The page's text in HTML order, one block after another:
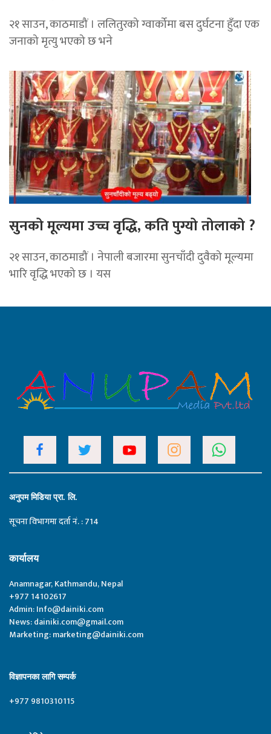
२१ साउन, काठमाडौं । ललितुरको ग्वार्कोमा बस दुर्घटना हुँदा एक
जनाको मृत्यु भएको छ भने
सुनको मूल्यमा उच्च वृद्धि, कति पुग्यो तोलाको ?
२१ साउन, काठमाडौं । नेपाली बजारमा सुनचाँदी दुवैको मूल्यमा
भारि वृद्धि भएको छ । यस
अनुपम मिडिया प्रा. लि.
सूचना विभागमा दर्ता नं. : 714
कार्यालय
Anamnagar, Kathmandu, Nepal
+977 14102617
Admin:Info@dainiki.com
News:dainiki.com@gmail.com
Marketing:marketing@dainiki.com
विज्ञापनका लागि सम्पर्क
+977 9810310115